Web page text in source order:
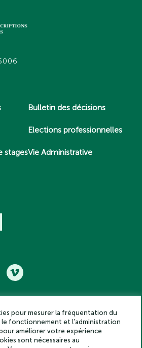
stages
Bulletin des décisions
Elections professionnelles
Vie Administrative
et belles lettres – Tous droits réservés
2025
de confidentialité
pour mesurer la fréquentation du
le fonctionnement et l’administration
améliorer votre expérience
sont nécessaires au